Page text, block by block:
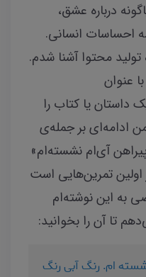
درباره عشق،
احساسات انسانی.
تولید محتوا آشنا شدم.
عنوان
داستان یا کتاب را
ادامه‌ای بر جمله‌ی
آی‌ام نشسته‌ام»
اولین تمرین‌هایی است
به این نوشته‌ام
تا آن را بخوانید:
ام. رنگ آبی رنگ